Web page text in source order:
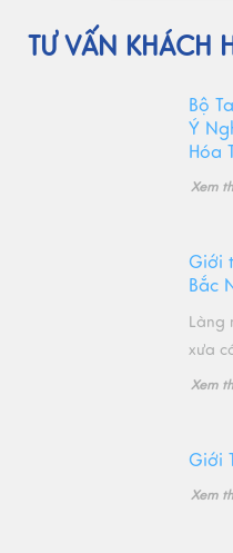
TƯ VẤN KHÁCH
Bộ
Ý
Hóa
Xem
Giới
Bắc
Làng
xưa
Xem
Giới
Xem